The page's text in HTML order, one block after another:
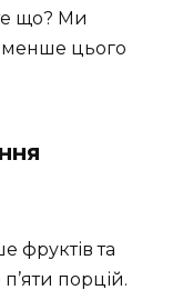
що? Ми
менше цього
фруктів та
порцій.